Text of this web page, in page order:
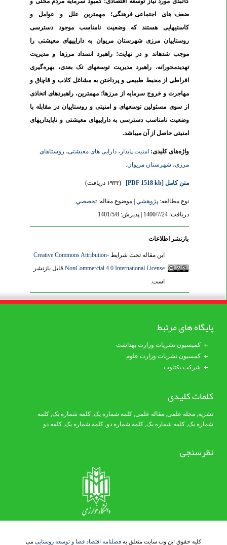
ضعف¬ های اجتماعی-فرهنگی؛ مهمترین علل و عوامل و
کاستی‏هایی هستند که وضعیت نامناسب موجود دسترسی
روستاییان مرزی شهرستان مریوان به دارایی‏های معیشتی را
موجب شده‏اند و در نهایت؛ راهبرد انسداد مرزها و مدیریت
تهدیدمحورانه، راهبرد مدیریت توسعه‏ای تک بعدی، بهرهگیری
افراطی از محیط طبیعی و پرداختن به مشاغل کاذب و قاچاق و
مهاجرت و خروج سرمایه از مرزها؛ مهمترین، راهبردهای اتخاذی
از سوی مسئولین توسعه‏ای و امنیتی و روستاییان در مقابله با
وضعیت نامناسب دسترسی به دارایی‏های معیشتی و ناپایداری‏های
امنیتی حاصل از آن می‏باشد.
واژه‌های کلیدی:امنیت پایدار،دارایی‌ های معیشتی، روستاهای
مرزی،شهرستان مریوان.
متن کامل[PDF 1518 kb] (۱۹۳۳ دریافت)
نوع مطالعه:پژوهشي| موضوع مقاله:تخصصي
دریافت: 1400/7/24 | پذیرش: 1401/5/8
بازنشر اطلاعات
این مقاله تحت شرایطCreative Commons Attribution-
NonCommercial 4.0 International Licenseقابل بازنشر
است.
پایگاه های مرتبط
کمیسیون نشریات وزارت بهداشت
کمسیون نشریات وزارت علوم
شرکت یکتاوب
کلمات کلیدی
نشریه ,مجله علمی,مقاله علمی,کلمه شماره یک, کلمه شماره یک,کلمه
شماره یک,کلمه شماره یک, کلمه شماره دو, کلمه شماره یک,کلمه دو
نظرسنجی
کلیه حقوق این وب سایت متعلق به فصلنامه اقتصاد فضا و توسعه روستاییمی